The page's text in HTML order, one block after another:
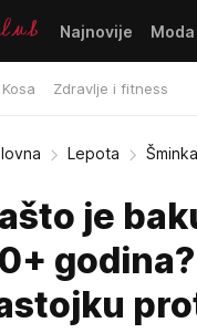
Najnovije Moda
Kosa Zdravlje i fitness
Lepota
je